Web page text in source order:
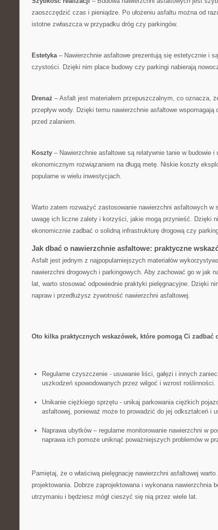
zaoszczędzić czas i pieniądze. Po ‍ułożeniu asfaltu można od
istotne​ zwłaszcza w przypadku dróg czy parkingów.
Estetyka– Nawierzchnie asfaltowe⁢ prezentują ⁢się estetycznie i
czystości. Dzięki nim place budowy czy parkingi nabierają
Drenaż – Asfalt jest ⁣materiałem przepuszczalnym, co oznacza,
przepływ wody. Dzięki temu nawierzchnie asfaltowe wspomagają
przed ‍zalaniem.
Koszty – Nawierzchnie asfaltowe są⁢ relatywnie tanie w budowie
⁢ekonomicznym rozwiązaniem na długą metę. Niskie ⁣koszty
⁣popularne w wielu inwestycjach.
Warto zatem rozważyć zastosowanie nawierzchni asfaltowych w
⁤uwagę ich liczne zalety​ i korzyści, jakie mogą przynieść. Dzięki
ekonomicznie ‍zadbać o solidną infrastrukturę drogową⁢ czy​
Jak dbać o nawierzchnie asfaltowe: ​praktyczne
Asfalt jest jednym z najpopularniejszych materiałów
nawierzchni drogowych i parkingowych. Aby zachować go w jak
lat, warto‌ stosować odpowiednie praktyki pielęgnacyjne. Dzięki
napraw​ i przedłużysz żywotność nawierzchni asfaltowej.
Oto kilka praktycznych wskazówek, które pomogą Ci zadbać⁢
Regularne⁤ czyszczenie -‌ usuwanie⁣ liści, gałęzi i‌ innych
uszkodzeń spowodowanych przez wilgoć‌ i wzrost roślinności.
Unikanie ciężkiego sprzętu ⁤- unikaj parkowania ciężkich
asfaltowej, ponieważ może to‌ prowadzić do jej ‍odkształceń⁤ i
Naprawa ubytków – regularne monitorowanie ⁣nawierzchni⁤ w
naprawa⁤ ich pomoże uniknąć poważniejszych problemów w
Pamiętaj, że o ​właściwą pielęgnację nawierzchni‍ asfaltowej
projektowania. Dobrze zaprojektowana i wykonana nawierzchnia
utrzymaniu i będziesz mógł cieszyć się nią ‌przez wiele lat.